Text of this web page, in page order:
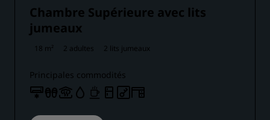
Chambre Supérieure avec lits
jumeaux
18 m² 2 adultes 2 lits jumeaux
Principales commodités